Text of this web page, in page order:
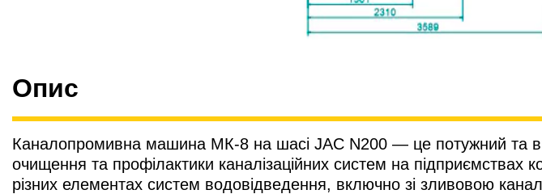
Опис
Каналопромивна машина МК-8 на шасі JAC N200 — це потужний та
очищення та профілактики каналізаційних систем на підприємствах
різних елементах систем водовідведення, включно зі зливовою